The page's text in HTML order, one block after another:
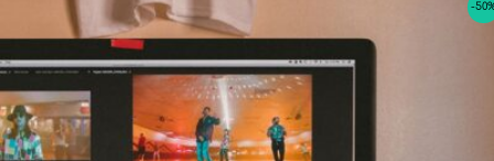
-
was:
80,00€.